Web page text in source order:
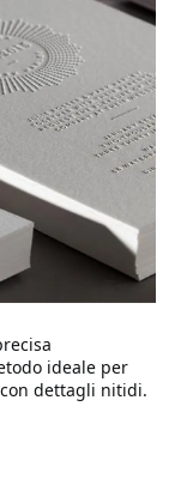
ideale per
dettagli nitidi.